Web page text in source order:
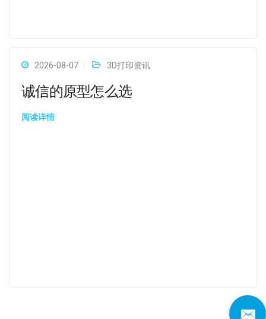
2026-08-07 3D打印资讯
诚信的原型怎么选
阅读详情